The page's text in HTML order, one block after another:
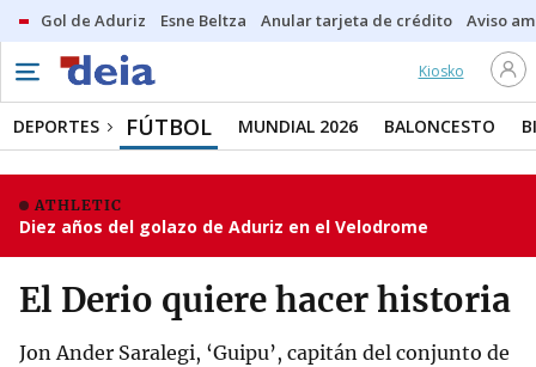
Gol de Aduriz Esne Beltza Anular tarjeta de crédito Aviso
Kiosko
DEPORTES FÚTBOL MUNDIAL 2026 BALONCESTO
ATHLETIC
Diez años del golazo de Aduriz en el Velodrome
El Derio quiere hacer historia
Jon Ander Saralegi, ‘Guipu’, capitán del conjunto de